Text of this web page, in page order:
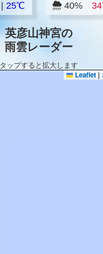
25℃ 40%
英彦山神宮の
雨雲レーダー
タップすると拡大します
Leaflet |